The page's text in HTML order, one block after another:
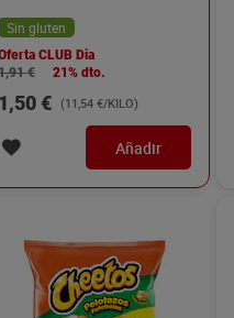
Sin gluten
CLUB Dia
€
21% dto.
1,50 € (11,54 €/KILO)
Añadir